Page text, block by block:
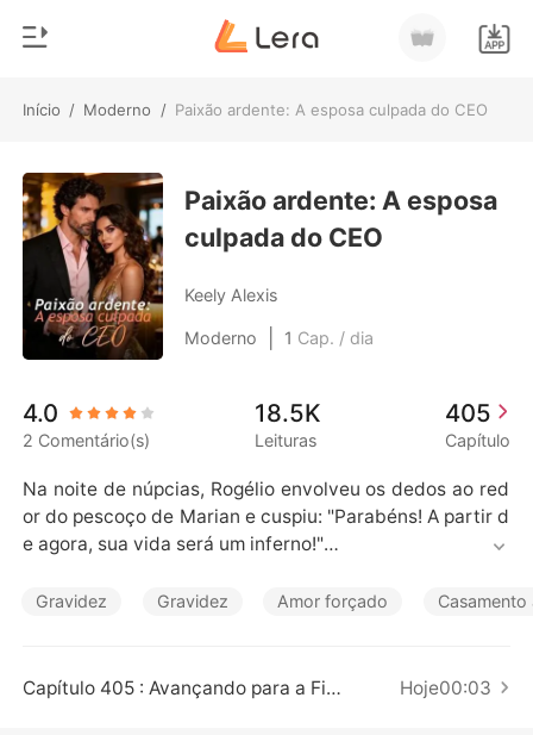
Início / Moderno / Paixão ardente: A esposa culpada do CEO
Loja
Histórico
Sair
Baixar App
Gênero
Moderno
Lobisomem
Contos
Bilionários
Contos Curtos
Paixão ardente: A esposa
culpada do CEO
Keely Alexis
Moderno 1 Cap. / dia
4.0
2 Comentário(s)
18.5K
Leituras
405
Capítulo
Na noite de núpcias, Rogélio envolveu os dedos ao red
or do pescoço de Marian e cuspiu: "Parabéns! A partir d
e agora, sua vida será um inferno!"
A razão de sua ira era a crença de que ela era responsá
azê-la sofrer pelo resto de sua vida!
Gravidez Gravidez Amor forçado
Capítulo 405 : Avançando para a Final Nacional Hoje00:03